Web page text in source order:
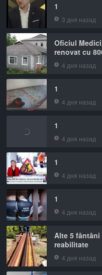
1
3 дня назад
Oficiul
renovat cu
4 дня назад
1
4 дня назад
1
4 дня назад
1
4 дня назад
1
4 дня назад
Alte 5
reabilitate
4 дня назад